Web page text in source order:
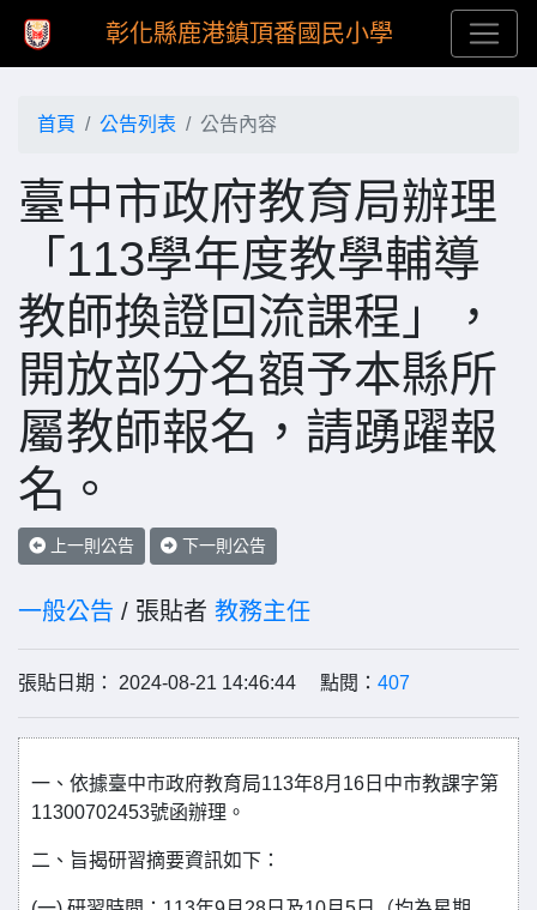
彰化縣鹿港鎮頂番國民小學
首頁 公告列表 公告內容
臺中市政府教育局辦理
「113學年度教學輔導
教師換證回流課程」，
開放部分名額予本縣所
屬教師報名，請踴躍報
名。
上一則公告 下一則公告
一般公告 / 張貼者 教務主任
張貼日期： 2024-08-21 14:46:44 點閱： 407
一、依據臺中市政府教育局113年8月16日中市教課字第
11300702453號函辦理。
二、旨揭研習摘要資訊如下：